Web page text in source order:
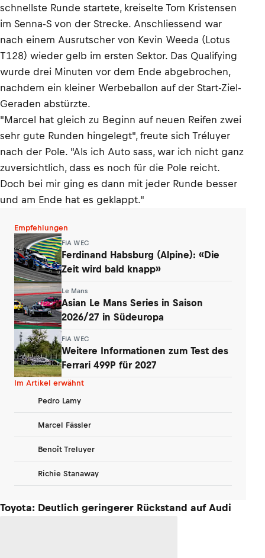
schnellste Runde startete, kreiselte Tom Kristensen
im Senna-S von der Strecke. Anschliessend war
nach einem Ausrutscher von Kevin Weeda (Lotus
T128) wieder gelb im ersten Sektor. Das Qualifying
wurde drei Minuten vor dem Ende abgebrochen,
nachdem ein kleiner Werbeballon auf der Start-Ziel-
Geraden abstürzte.
"Marcel hat gleich zu Beginn auf neuen Reifen zwei
sehr gute Runden hingelegt", freute sich Tréluyer
nach der Pole. "Als ich Auto sass, war ich nicht ganz
zuversichtlich, dass es noch für die Pole reicht.
Doch bei mir ging es dann mit jeder Runde besser
und am Ende hat es geklappt."
Empfehlungen
FIA WEC
Ferdinand Habsburg (Alpine): «Die
Zeit wird bald knapp»
Le Mans
Asian Le Mans Series in Saison
2026/27 in Südeuropa
FIA WEC
Weitere Informationen zum Test des
Ferrari 499P für 2027
Im Artikel erwähnt
Pedro Lamy
Marcel Fässler
Benoît Treluyer
Richie Stanaway
Toyota: Deutlich geringerer Rückstand auf Audi